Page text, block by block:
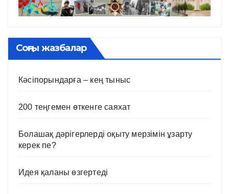
Соңғы жазбалар
Кәсіпорындарға – кең тыныс
200 теңгемен өткенге саяхат
Болашақ дәрігерлерді оқыту мерзімін ұзарту
керек пе?
Идея қаланы өзгертеді